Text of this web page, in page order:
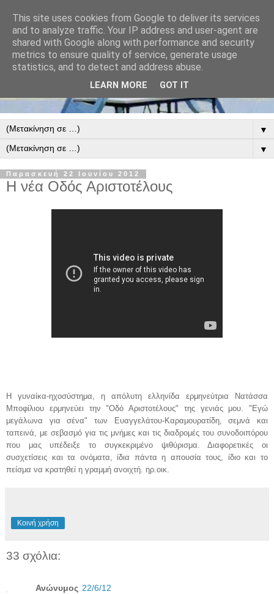
▼
▼
Παρασκευή 22 Ιουνίου 2012
Η νέα Οδός Αριστοτέλους
Η γυναίκα-ηχοσύστημα, η απόλυτη ελληνίδα ερμηνεύτρια Νατάσσα
Μποφίλιου ερμηνεύει την "Οδό Αριστοτέλους" της γενιάς μου. "Εγώ
μεγάλωνα για σένα" των Ευαγγελάτου-Καραμουρατίδη, σεμνά και
ταπεινά, με σεβασμό για τις μνήμες και τις διαδρομές του συνοδοιπόρου
που μας υπέδειξε το συγκεκριμένο ψιθύρισμα. Διαφορετικές οι
συσχετίσεις και τα ονόματα, ίδια πάντα η απουσία τους, ίδιο και το
πείσμα να κρατηθεί η γραμμή ανοιχτή. ηρ.οικ.
Κοινή χρήση
33 σχόλια:
Ανώνυμος 22/6/12
This site uses cookies from Google to deliver its services
and to analyze traffic. Your IP address and user-agent are
shared with Google along with performance and security
metrics to ensure quality of service, generate usage
statistics, and to detect and address abuse.
LEARN MORE GOT IT